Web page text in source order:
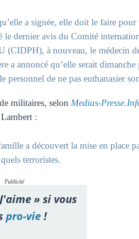
a signée, elle doit le faire
le dernier avis du Comité
(CIDPH), à nouveau, le médecin
a annoncé qu’elle serait
personnel de ne pas euthanasier
militaires, selon Medias-
:
a découvert la mise en place
terroristes.
Publicité
» si vous
pro-vie!